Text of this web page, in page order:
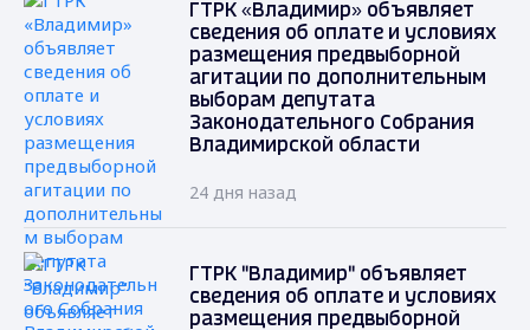
ГТРК «Владимир» объявляет
сведения об оплате и условиях
размещения предвыборной
агитации по дополнительным
выборам депутата
Законодательного Собрания
Владимирской области
24 дня назад
ГТРК "Владимир" объявляет
сведения об оплате и условиях
размещения предвыборной